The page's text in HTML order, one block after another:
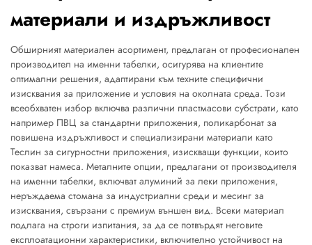
материали и издръжливост
Обширният материален асортимент, предлаган от професионален
производител на именни табелки, осигурява на клиентите
оптимални решения, адаптирани към техните специфични
изисквания за приложение и условия на околната среда. Този
всеобхватен избор включва различни пластмасови субстрати, като
например ПВЦ за стандартни приложения, поликарбонат за
повишена издръжливост и специализирани материали като
Теслин за сигурностни приложения, изискващи функции, които
показват намеса. Металните опции, предлагани от производителя
на именни табелки, включват алуминий за леки приложения,
неръждаема стомана за индустриални среди и месинг за
изисквания, свързани с премиум външен вид. Всеки материал
подлага на строги изпитания, за да се потвърдят неговите
експлоатационни характеристики, включително устойчивост на